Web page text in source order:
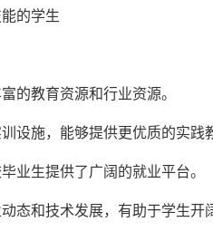
的学生
的教育资源和行业资源。
设施，能够提供更优质的实践
业生提供了广阔的就业平台。
态和技术发展，有助于学生开